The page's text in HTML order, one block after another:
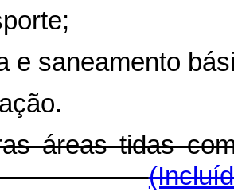
e saneamento
áreas tidas